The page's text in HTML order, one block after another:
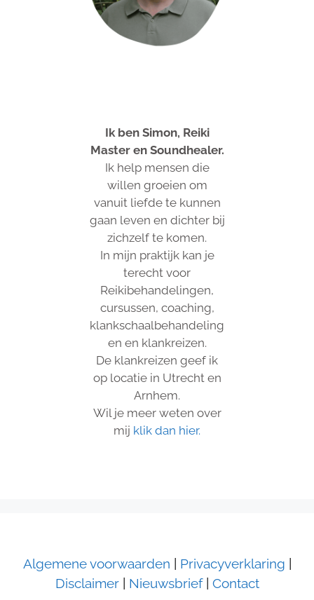
Ik ben Simon, Reiki
Master en Soundhealer.
Ik help mensen die
willen groeien om
vanuit liefde te kunnen
gaan leven en dichter bij
zichzelf te komen.
In mijn praktijk kan je
terecht voor
Reikibehandelingen,
cursussen, coaching,
klankschaalbehandeling
en en klankreizen.
De klankreizen geef ik
op locatie in Utrecht en
Arnhem.
Wil je meer weten over
mij klik dan hier.
Algemene voorwaarden Privacyverklaring
Disclaimer| Nieuwsbrief| Contact